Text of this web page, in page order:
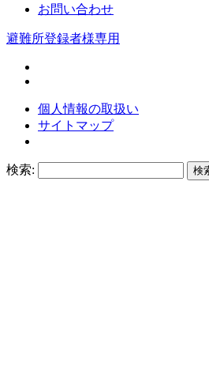
お問い合わせ
避難所登録者様専用
個人情報の取扱い
サイトマップ
検索: